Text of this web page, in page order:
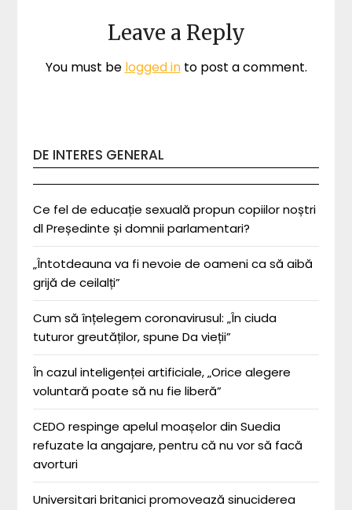
Leave a Reply
You must be logged into post a comment.
DE INTERES GENERAL
Ce fel de educație sexuală propun copiilor noștri
dl Președinte și domnii parlamentari?
„Întotdeauna va fi nevoie de oameni ca să aibă
grijă de ceilalți”
Cum să înțelegem coronavirusul: „În ciuda
tuturor greutăților, spune Da vieții”
În cazul inteligenței artificiale, „Orice alegere
voluntară poate să nu fie liberă”
CEDO respinge apelul moașelor din Suedia
refuzate la angajare, pentru că nu vor să facă
avorturi
Universitari britanici promovează sinuciderea